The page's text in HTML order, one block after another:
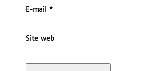
E-mail*
Site web